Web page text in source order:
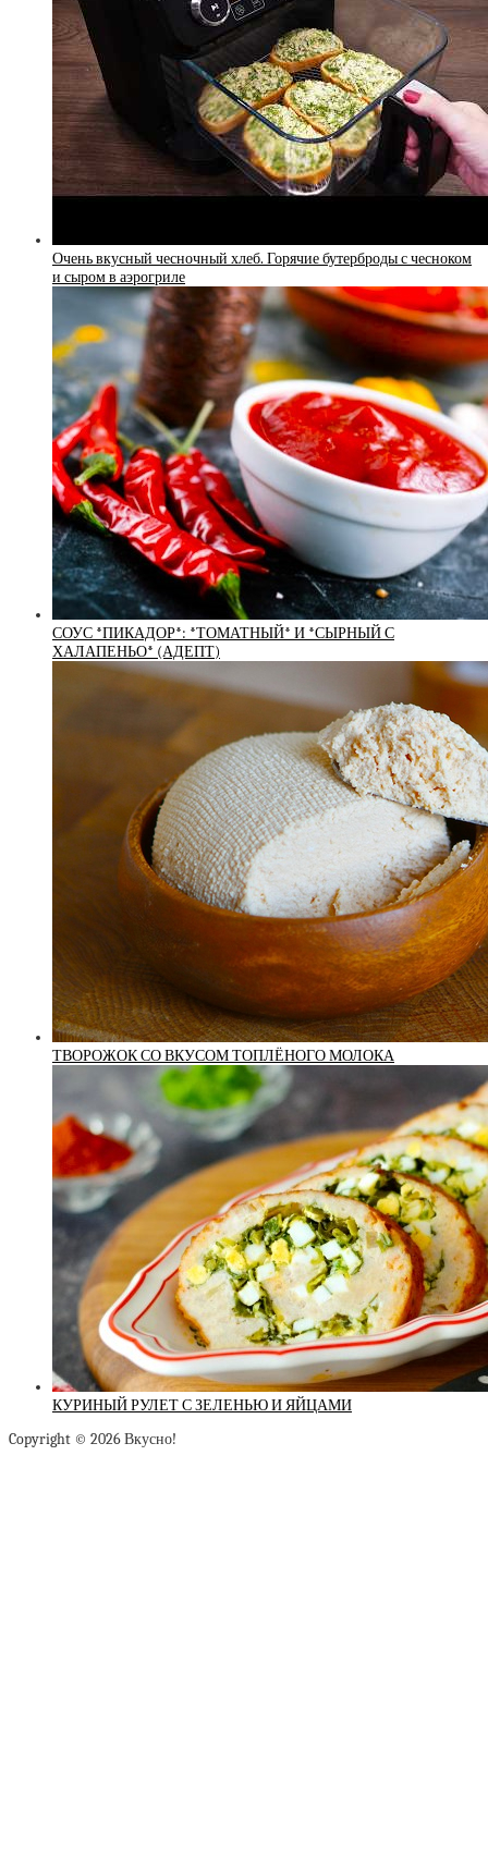
Очень вкусный чесночный хлеб. Горячие бутерброды с чесноком
и сыром в аэрогриле
СОУС *ПИКАДОР*: *ТОМАТНЫЙ* И *СЫРНЫЙ С
ХАЛАПЕНЬО* (АДЕПТ)
ТВОРОЖОК СО ВКУСОМ ТОПЛЁНОГО МОЛОКА
КУРИНЫЙ РУЛЕТ С ЗЕЛЕНЬЮ И ЯЙЦАМИ
Copyright © 2026 Вкусно!